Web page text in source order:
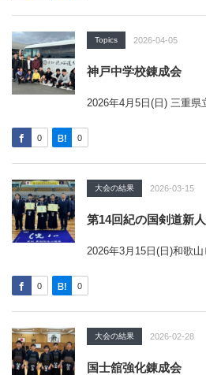
Topics 2026-04-05
神戸中学校錬成会
2026年4月5日(日) 三重県
0 0
大会の結果 2026-03-15
第14回紀の国剣道新
2026年3月15日(日)和歌
0 0
大会の結果 2026-02-28
国士舘強化錬成会